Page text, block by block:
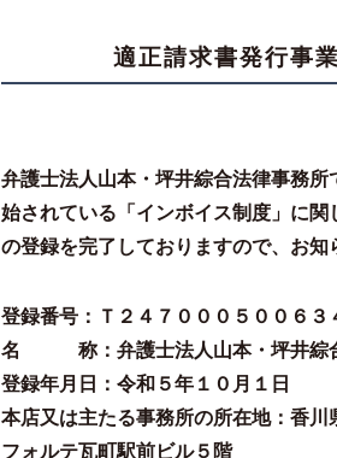
適正請求書発行事
弁護士法人山本・坪井綜合法律事務
始されている「インボイス制度」に
の登録を完了しておりますので、お知
登録番号：Ｔ２４７０００５００６３
名 称：弁護士法人山本・坪井綜
登録年月日：令和５年１０月１日
本店又は主たる事務所の所在地：香川
フォルテ瓦町駅前ビル５階